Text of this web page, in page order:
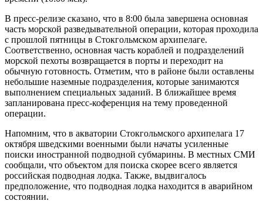
В пресс-релизе сказано, что в 8:00 была завершена основная
часть морской разведывательной операции, которая проходила
с прошлой пятницы в Стокгольмском архипелаге.
Соответственно, основная часть кораблей и подразделений
морской пехоты возвращается в порты и переходит на
обычную готовность. Отметим, что в районе были оставлены
небольшие наземные подразделения, которые занимаются
выполнением специальных заданий. В ближайшее время
запланирована пресс-коференция на тему проведенной
операции.
Напомним, что в акватории Стокгольмского архипелага 17
октября шведскими военными были начаты усиленные
поиски иностранной подводной субмарины. В местных СМИ
сообщали, что объектом для поиска скорее всего является
российская подводная лодка. Также, выдвигалось
предположение, что подводная лодка находится в аварийном
состоянии.